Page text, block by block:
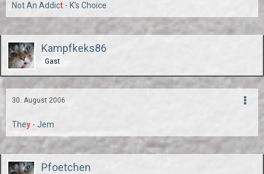
Not An Addict - K's Choice
Kampfkeks86
Gast
30. August 2006
They - Jem
Pfoetchen